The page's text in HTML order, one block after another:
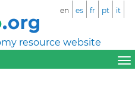
resource website
en es fr pt it